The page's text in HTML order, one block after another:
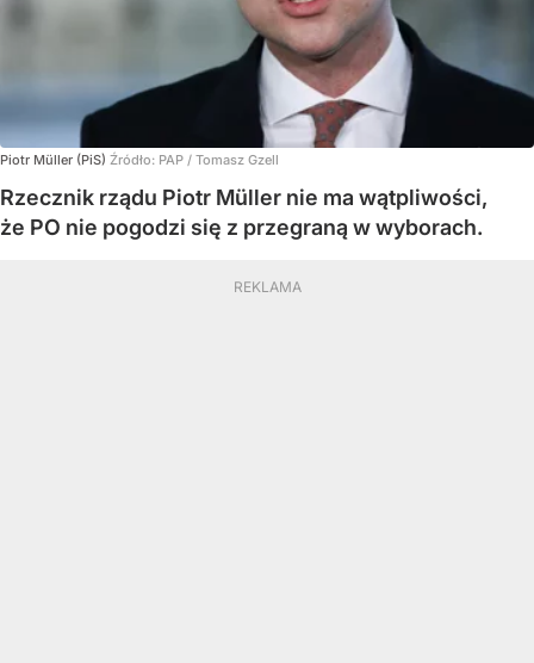
Piotr Müller (PiS) Źródło: PAP / Tomasz Gzell
Rzecznik rządu Piotr Müller nie ma wątpliwości,
że PO nie pogodzi się z przegraną w wyborach.